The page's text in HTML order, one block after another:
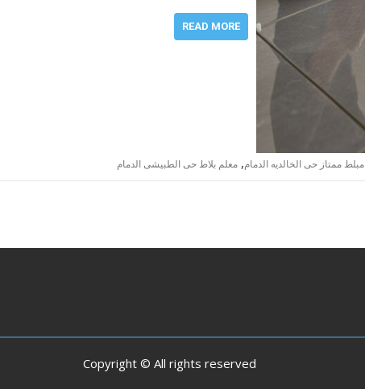
READ MORE
مبلط ممتاز حى الخالديه الدمام, معلم بلاط حى الطبيشى الدمام
Copyright © All rights reserved